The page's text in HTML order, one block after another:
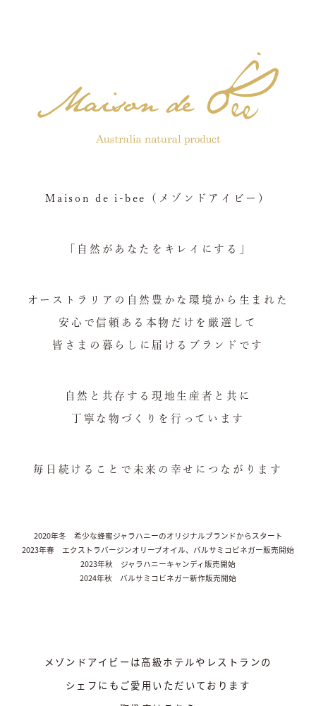
Maison de i-bee（メゾンドアイビー）
「自然があなたをキレイにする」
オーストラリアの自然豊かな環境から生まれた
安心で信頼ある本物だけを厳選して
皆さまの暮らしに届けるブランドです
自然と共存する現地生産者と共に
丁寧な物づくりを行っています
毎日続けることで未来の幸せにつながります
2020年冬 希少な蜂蜜ジャラハニーのオリジナルブランドからスタート
2023年春 エクストラバージンオリーブオイル、バルサミコビネガー販売開始
2023年秋 ジャラハニーキャンディ販売開始
2024年秋 バルサミコビネガー新作販売開始
メゾンドアイビーは高級ホテルやレストランの
シェフにもご愛用いただいております